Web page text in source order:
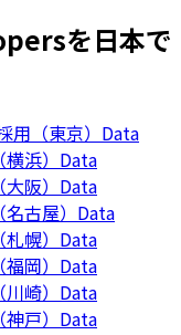
を日本で
（東京） Data
浜） Data
阪） Data
古屋） Data
幌） Data
岡） Data
崎） Data
戸） Data